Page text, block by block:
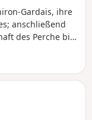
Gardais, ihre
anschließend
des Perche bis